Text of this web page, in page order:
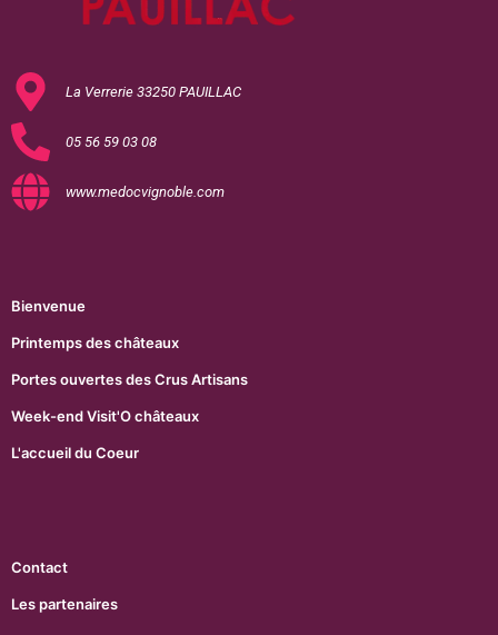
La Verrerie 33250 PAUILLAC
05 56 59 03 08
www.medocvignoble.com
Bienvenue
Printemps des châteaux
Portes ouvertes des Crus Artisans
Week-end Visit'O châteaux
L'accueil du Coeur
Contact
Les partenaires